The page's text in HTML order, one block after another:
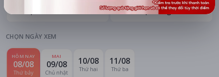
Tất cả hệ thống
CHỌN NGÀY XEM
HÔM NAY
08/08
Thứ bảy
MAI
09/08
Chủ nhật
10/08
Thứ hai
11/08
Thứ ba